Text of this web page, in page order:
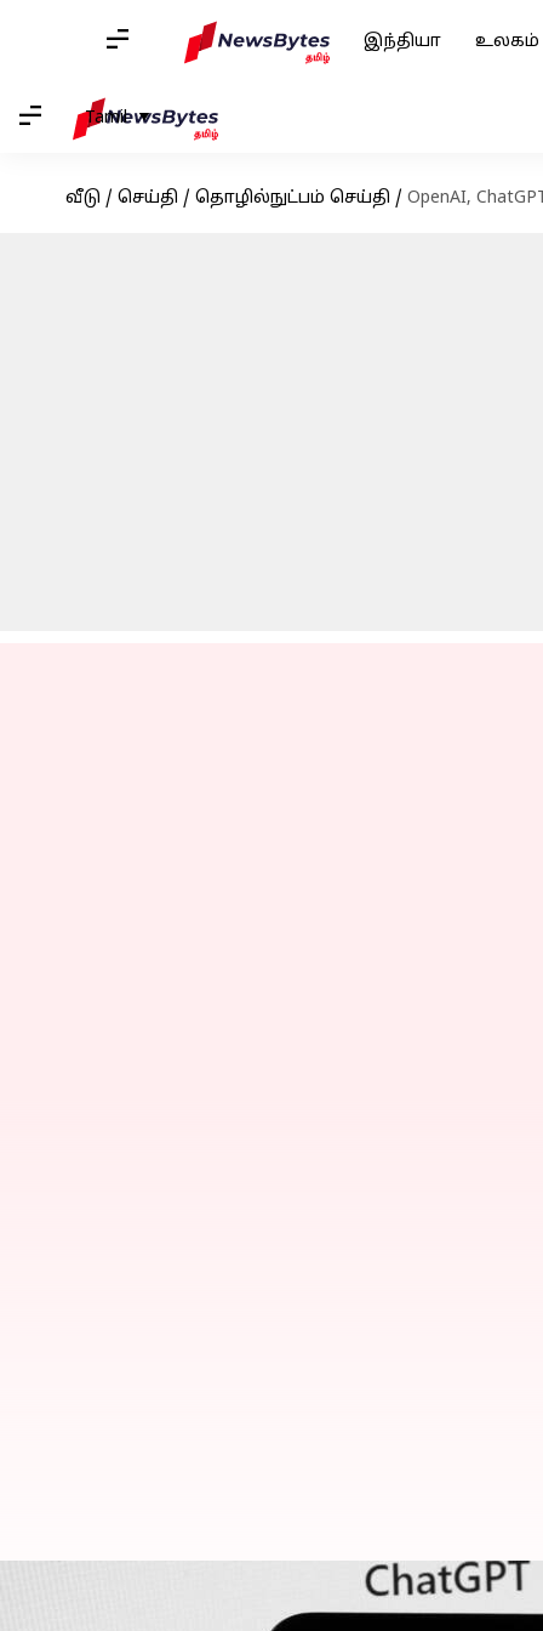
இந்தியா உலகம்
Tamil
வீடு / செய்தி / தொழில்நுட்பம் செய்தி / OpenAI,
OpenAI, ChatGPT Go-